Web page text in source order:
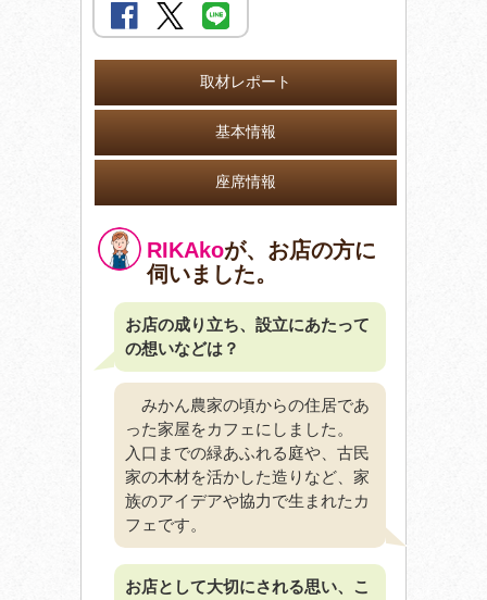
取材レポート
基本情報
座席情報
RIKAkoが、お店の方に
伺いました。
お店の成り立ち、設立にあたって
の想いなどは？
みかん農家の頃からの住居であ
った家屋をカフェにしました。
入口までの緑あふれる庭や、古民
家の木材を活かした造りなど、家
族のアイデアや協力で生まれたカ
フェです。
お店として大切にされる思い、こ